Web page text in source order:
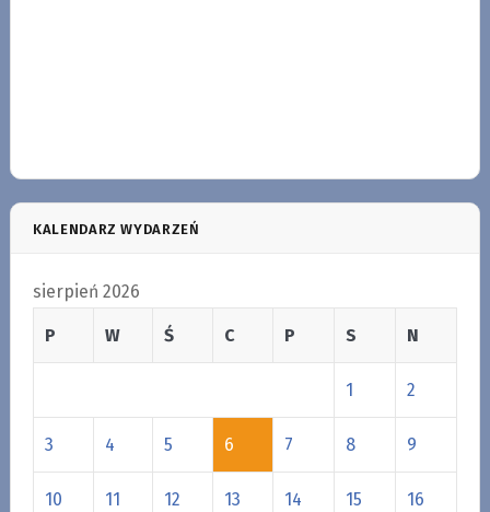
KALENDARZ WYDARZEŃ
sierpień 2026
P W Ś C P S N
1 2
3 4 5 6 7 8 9
10 11 12 13 14 15 16